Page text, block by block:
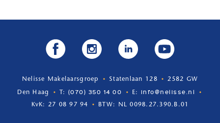
Nelisse Makelaarsgroep Statenlaan 128 2582 GW
Den Haag T: (070) 350 14 00 E: info@nelisse.nl
KvK: 27 08 97 94 BTW: NL 0098.27.390.B.01